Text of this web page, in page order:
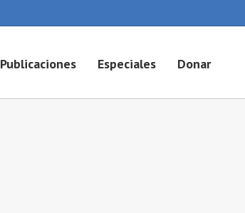
Publicaciones Especiales Donar